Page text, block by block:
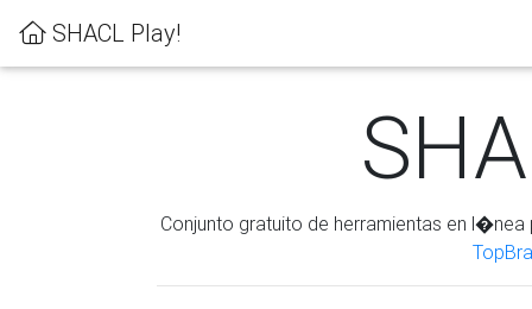
SHACL Play!
Conjunto gratuito de herramientas en